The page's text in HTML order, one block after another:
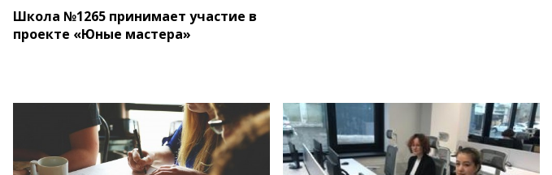
Школа №1265 принимает участие в
проекте «Юные мастера»